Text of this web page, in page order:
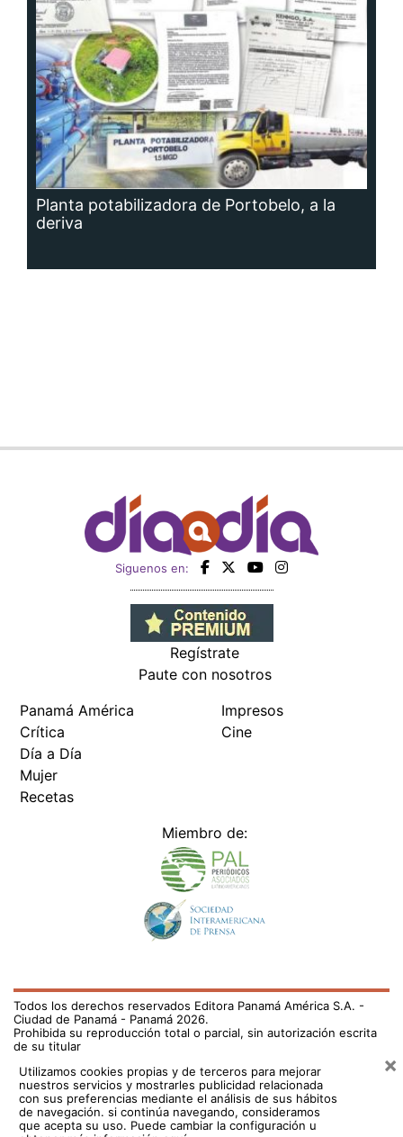
Planta potabilizadora de Portobelo, a la
deriva
Siguenos en:
Regístrate
Paute con nosotros
Panamá América
Crítica
Día a Día
Mujer
Recetas
Impresos
Cine
Miembro de:
Todos los derechos reservados Editora Panamá América S.A. -
Ciudad de Panamá - Panamá 2026.
Prohibida su reproducción total o parcial, sin autorización escrita
de su titular
Utilizamos cookies propias y de terceros para mejorar
nuestros servicios y mostrarles publicidad relacionada
con sus preferencias mediante el análisis de sus hábitos
de navegación. si continúa navegando, consideramos
que acepta su uso. Puede cambiar la configuración u
×